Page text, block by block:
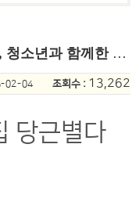
일곡청소년문화의집 당근별다방, 청소년과 함께한 기부메뉴 수익금 전액 기부
02-04 조회수 : 13,262
당근별다